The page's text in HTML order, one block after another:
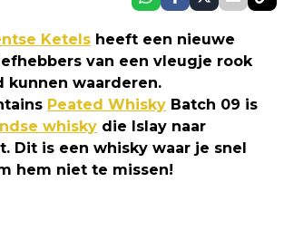
Ketels heeft een nieuwe
van een vleugje rook
kunnen waarderen.
Peated Whisky Batch 09 is
whisky die Islay naar
Dit is een whisky waar je snel
hem niet te missen!